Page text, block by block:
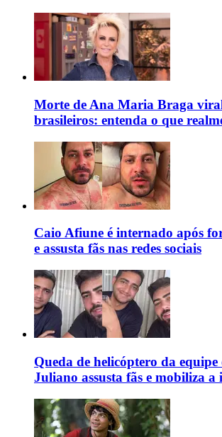
Morte de Ana Maria Braga
brasileiros: entenda o que
Caio Afiune é internado após
e assusta fãs nas redes sociais
Queda de helicóptero da
Juliano assusta fãs e mobiliza a